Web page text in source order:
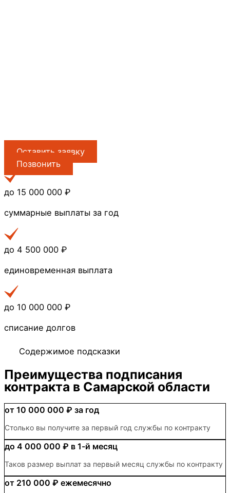
Оставить заявку
Позвонить
до 15 000 000 ₽
суммарные выплаты за год
до 4 500 000 ₽
единовременная выплата
до 10 000 000 ₽
списание долгов
Содержимое подсказки
Преимущества подписания
контракта в Самарской области
от 10 000 000 ₽ за год
Столько вы получите за первый год службы по контракту
до 4 000 000 ₽ в 1-й месяц
Таков размер выплат за первый месяц службы по контракту
от 210 000 ₽ ежемесячно